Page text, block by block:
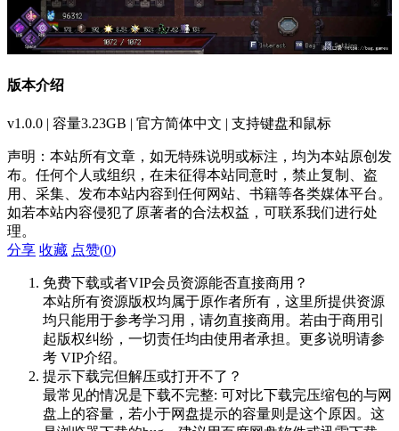
版本介绍
v1.0.0 | 容量3.23GB | 官方简体中文 | 支持键盘和鼠标
声明：本站所有文章，如无特殊说明或标注，均为本站原创发
布。任何个人或组织，在未征得本站同意时，禁止复制、盗
用、采集、发布本站内容到任何网站、书籍等各类媒体平台。
如若本站内容侵犯了原著者的合法权益，可联系我们进行处
理。
分享 收藏 点赞(0)
免费下载或者VIP会员资源能否直接商用？
本站所有资源版权均属于原作者所有，这里所提供资源
均只能用于参考学习用，请勿直接商用。若由于商用引
起版权纠纷，一切责任均由使用者承担。更多说明请参
考 VIP介绍。
提示下载完但解压或打开不了？
最常见的情况是下载不完整: 可对比下载完压缩包的与网
盘上的容量，若小于网盘提示的容量则是这个原因。这